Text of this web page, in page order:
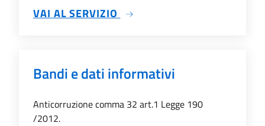
VAI AL SERVIZIO SU PAGAMENTI E ATTI DI
Bandi e dati informativi
Anticorruzione comma 32 art.1 Legge 190
/2012.